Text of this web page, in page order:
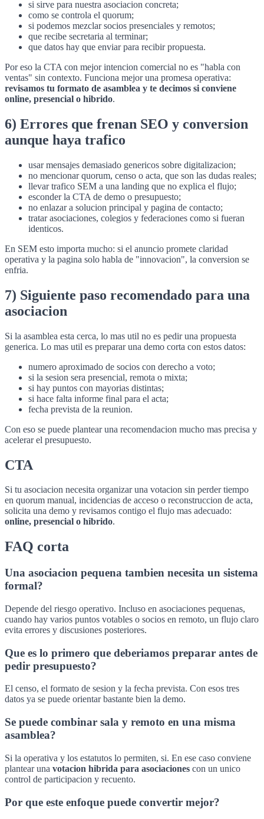
si sirve para nuestra asociacion concreta;
como se controla el quorum;
si podemos mezclar socios presenciales y remotos;
que recibe secretaria al terminar;
que datos hay que enviar para recibir propuesta.
Por eso la CTA con mejor intencion comercial no es "habla con
ventas" sin contexto. Funciona mejor una promesa operativa:
revisamos tu formato de asamblea y te decimos si conviene
online, presencial o hibrido.
6) Errores que frenan SEO y conversion
aunque haya trafico
usar mensajes demasiado genericos sobre digitalizacion;
no mencionar quorum, censo o acta, que son las dudas reales;
llevar trafico SEM a una landing que no explica el flujo;
esconder la CTA de demo o presupuesto;
no enlazar a solucion principal y pagina de contacto;
tratar asociaciones, colegios y federaciones como si fueran
identicos.
En SEM esto importa mucho: si el anuncio promete claridad
operativa y la pagina solo habla de "innovacion", la conversion se
enfria.
7) Siguiente paso recomendado para una
asociacion
Si la asamblea esta cerca, lo mas util no es pedir una propuesta
generica. Lo mas util es preparar una demo corta con estos datos:
numero aproximado de socios con derecho a voto;
si la sesion sera presencial, remota o mixta;
si hay puntos con mayorias distintas;
si hace falta informe final para el acta;
fecha prevista de la reunion.
Con eso se puede plantear una recomendacion mucho mas precisa y
acelerar el presupuesto.
CTA
Si tu asociacion necesita organizar una votacion sin perder tiempo
en quorum manual, incidencias de acceso o reconstruccion de acta,
solicita una demo y revisamos contigo el flujo mas adecuado:
online, presencial o hibrido.
FAQ corta
Una asociacion pequena tambien necesita un sistema
formal?
Depende del riesgo operativo. Incluso en asociaciones pequenas,
cuando hay varios puntos votables o socios en remoto, un flujo claro
evita errores y discusiones posteriores.
Que es lo primero que deberiamos preparar antes de
pedir presupuesto?
El censo, el formato de sesion y la fecha prevista. Con esos tres
datos ya se puede orientar bastante bien la demo.
Se puede combinar sala y remoto en una misma
asamblea?
Si la operativa y los estatutos lo permiten, si. En ese caso conviene
plantear una votacion hibrida para asociaciones con un unico
control de participacion y recuento.
Por que este enfoque puede convertir mejor?